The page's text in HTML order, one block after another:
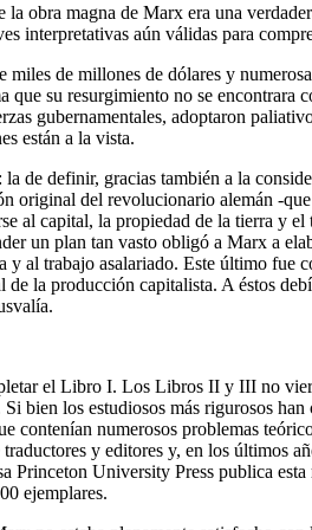
obra magna de Marx era una
aún válidas para
de millones de dólares y
su resurgimiento no se
gubernamentales, adoptaron
están a la vista.
de definir, gracias también a la
del revolucionario alemán -
al capital, la propiedad de la tierra y
un plan tan vasto obligó a Marx a
al trabajo asalariado. Este último
la producción capitalista. A éstos
el Libro I. Los Libros II y III no
bien los estudiosos más rigurosos
contenían numerosos problemas
y editores y, en los últimos
University Press publica
ejemplares.